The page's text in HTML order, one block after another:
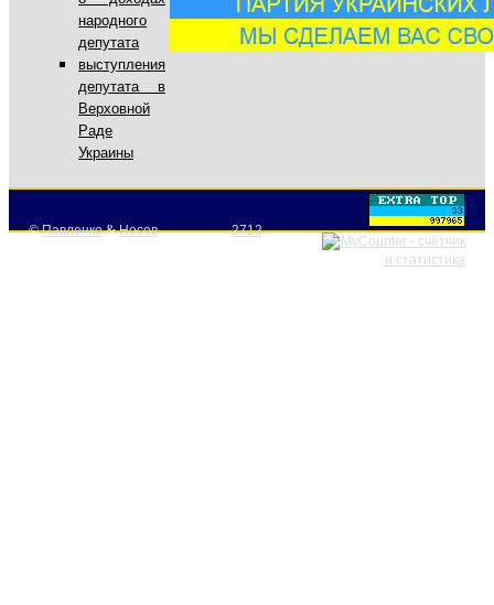
народного
депутата
выступления
депутата в
Верховной
Раде
Украины
©Павленко&Носов 2712